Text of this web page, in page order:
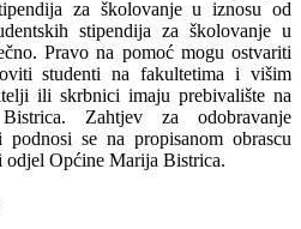
za školovanje u iznosu od
stipendija za školovanje u
Pravo na pomoć mogu ostvariti
studenti na fakultetima i višim
ili skrbnici imaju prebivalište na
Zahtjev za odobravanje
podnosi se na propisanom obrascu
odjel Općine Marija Bistrica.